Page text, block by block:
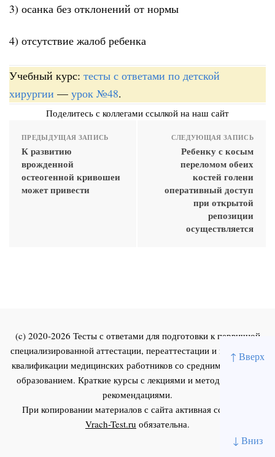
↑ Вверх
↓ Вниз
3) осанка без отклонений от нормы
4) отсутствие жалоб ребенка
Учебный курс: тесты с ответами по детской
хирургии — урок №48.
Поделитесь с коллегами ссылкой на наш сайт
ПРЕДЫДУЩАЯ ЗАПИСЬ
К развитию
врожденной
остеогенной кривошеи
может привести
СЛЕДУЮЩАЯ ЗАПИСЬ
Ребенку с косым
переломом обеих
костей голени
оперативный доступ
при открытой
репозиции
осуществляется
(c) 2020-2026 Тесты с ответами для подготовки к первичной
специализированной аттестации, переаттестации и повышения
квалификации медицинских работников со средним и высшим
образованием. Краткие курсы с лекциями и методическими
рекомендациями.
При копировании материалов с сайта активная ссылка на
Vrach-Test.ru обязательна.